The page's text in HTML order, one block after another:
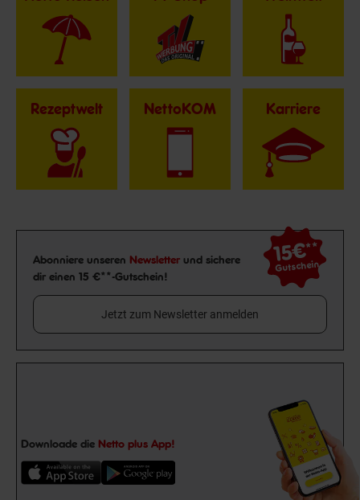
Rezeptwelt NettoKOM Karriere
Newsletter Anmeldung
Abonniere unseren Newsletter und sichere
dir einen 15 €**-Gutschein!
15€**
Gutschein
Jetzt zum Newsletter anmelden
Downloade die Netto plus App!